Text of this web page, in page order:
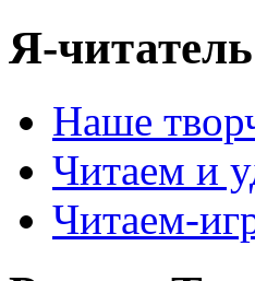
Я-
Наше
Читаем и
Читаем-